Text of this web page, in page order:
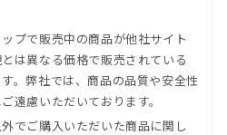
プで販売中の商品が他社サイト
は異なる価格で販売されている
。弊社では、商品の品質や安全性
遠慮いただいております。
でご購入いただいた商品に関し